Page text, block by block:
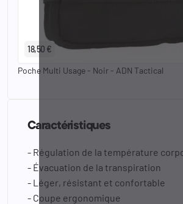
18,50 €
Poche Multi Usage - Noir - ADN Tactical
Caractéristiques
- Régulation de la température
- Évacuation de la transpiration
- Léger, résistant et confortable
- Coupe ergonomique